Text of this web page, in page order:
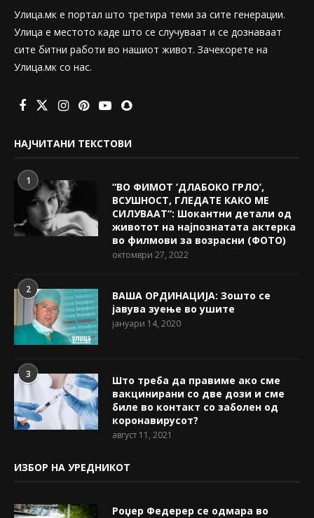
Улица.мк е портал што третира теми за сите генерации.
Улица е местото каде што се случуваат и се дознаваат
сите битни работи во нашиот живот. Зачекорете на
Улица.мк со нас.
НАЈЧИТАНИ ТЕКСТОВИ
1
“ВО ФИМОТ ‘ДЛАБОКО ГРЛО’,
ВСУШНОСТ, ГЛЕДАТЕ КАКО МЕ
СИЛУВААТ“: Шокантни детали од
животот на најпознатата актерка
во филмови за возрасни (ФОТО)
октомври 27, 2022
2
ВАША ОРДИНАЦИЈА: Зошто се
јавува зуење во ушите
јануари 14, 2020
3
Што треба да правиме ако сме
вакцинирани со две дози и сме
биле во контакт со заболен од
коронавирусот?
август 11, 2021
ИЗБОР НА УРЕДНИКОТ
Роџер Федерер се одмара во